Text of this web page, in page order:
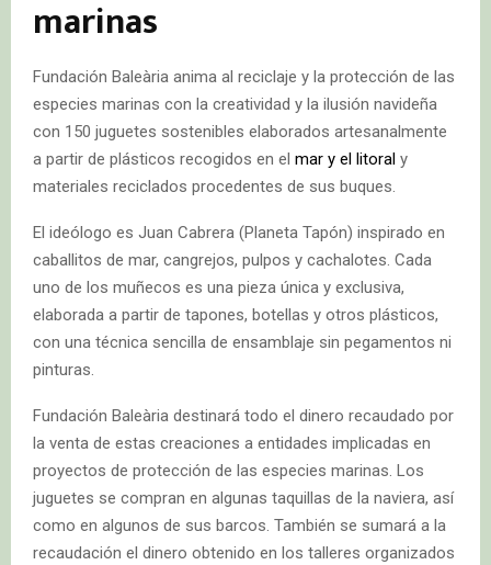
marinas
Fundación Baleària anima al reciclaje y la protección de las
especies marinas con la creatividad y la ilusión navideña
con 150 juguetes sostenibles elaborados artesanalmente
a partir de plásticos recogidos en el mar y el litoral y
materiales reciclados procedentes de sus buques.
El ideólogo es Juan Cabrera (Planeta Tapón) inspirado en
caballitos de mar, cangrejos, pulpos y cachalotes. Cada
uno de los muñecos es una pieza única y exclusiva,
elaborada a partir de tapones, botellas y otros plásticos,
con una técnica sencilla de ensamblaje sin pegamentos ni
pinturas.
Fundación Baleària destinará todo el dinero recaudado por
la venta de estas creaciones a entidades implicadas en
proyectos de protección de las especies marinas. Los
juguetes se compran en algunas taquillas de la naviera, así
como en algunos de sus barcos. También se sumará a la
recaudación el dinero obtenido en los talleres organizados